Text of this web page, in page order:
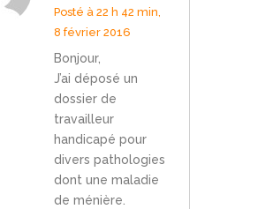
Posté à 22 h 42 min,
8 février 2016
Bonjour,
J’ai déposé un
dossier de
travailleur
handicapé pour
divers pathologies
dont une maladie
de ménière.